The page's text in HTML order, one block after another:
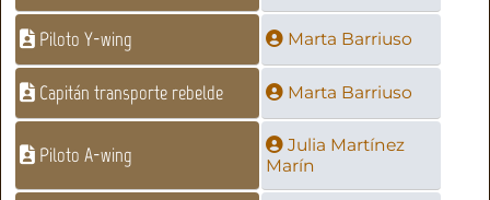
Piloto Y-wing Marta Barriuso
Capitán transporte rebelde Marta Barriuso
Piloto A-wing
Julia Martínez
Marín